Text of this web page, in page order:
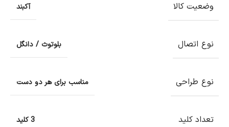
وضعیت کالا آکبند
نوع اتصال بلوتوث / دانگل
نوع طراحی مناسب برای هر دو دست
تعداد کلید 3 کلید